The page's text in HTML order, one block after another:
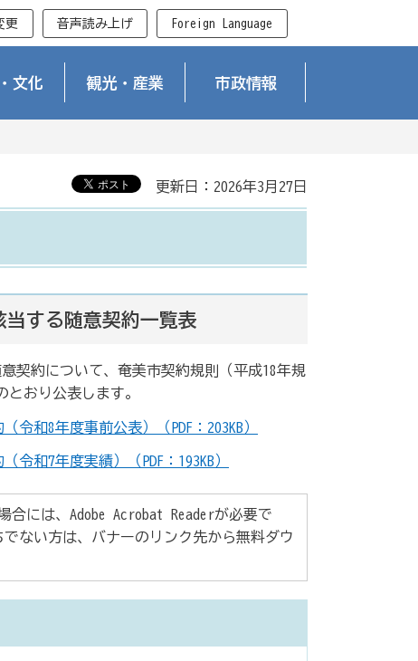
更 音声読み上げ Foreign Language
文化 観光・産業 市政情報
更新日：2026年3月27日
当する随意契約一覧表
契約について、奄美市契約規則（平成18年規
おり公表します。
和8年度事前公表）（PDF：203KB）
和7年度実績）（PDF：193KB）
合には、Adobe Acrobat Readerが必要で
ない方は、バナーのリンク先から無料ダウ